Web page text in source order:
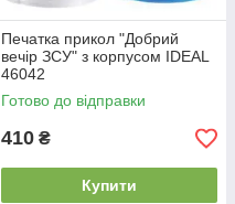
Печатка прикол "Добрий
вечір ЗСУ" з корпусом IDEAL
46042
Готово до відправки
410 ₴
Купити